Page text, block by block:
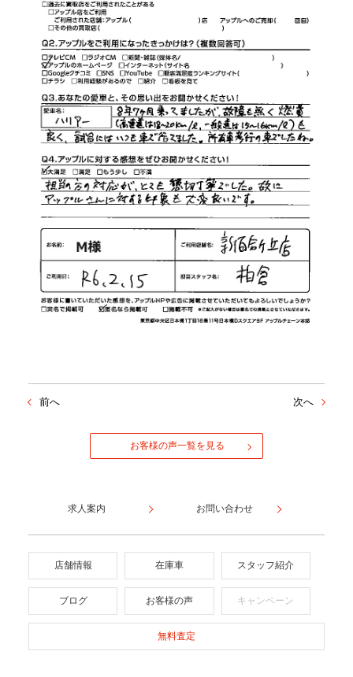
前へ 次へ
お客様の声一覧を見る
求人案内 お問い合わせ
店舗情報 在庫車 スタッフ紹介
ブログ お客様の声 キャンペーン
無料査定